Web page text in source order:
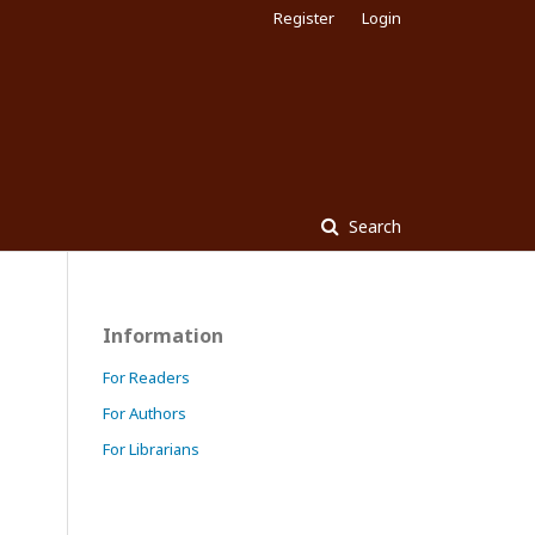
Search
Register Login
Information
For Readers
For Authors
For Librarians